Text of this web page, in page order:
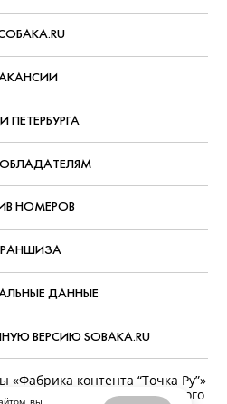
вы
ПЕТЕРБУРГА
НОМЕРОВ
ДАННЫЕ
ВЕРСИЮ SOBAKA.RU
контента “Точка Ру”»
материалов данного